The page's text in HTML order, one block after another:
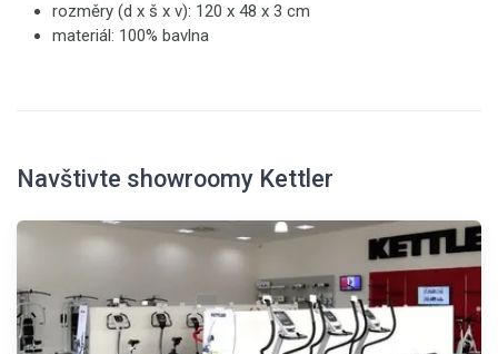
rozměry (d x š x v): 120 x 48 x 3 cm
materiál: 100% bavlna
Navštivte showroomy Kettler